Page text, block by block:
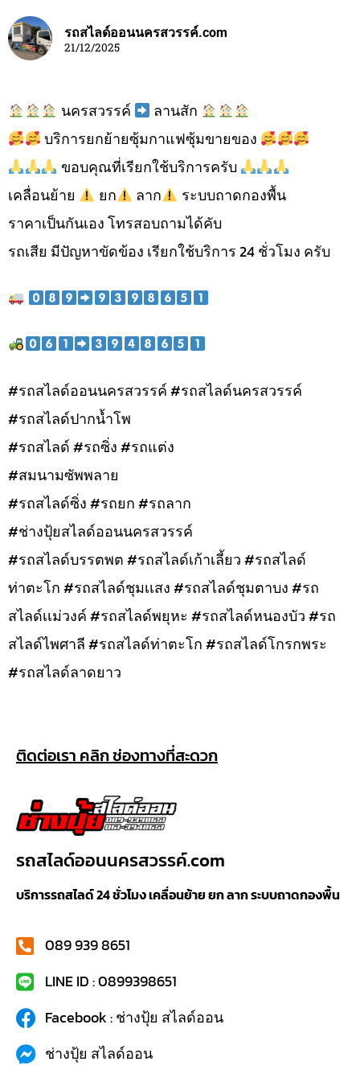
รถสไลด์ออนนครสวรรค์.com
21/12/2025
นครสวรรค์
ลานสัก
บริการยกย้ายซุ้มกาแฟซุ้มขายของ
ขอบคุณที่เรียกใช้บริการครับ
เคลื่อนย้าย
ยก ลาก
ระบบถาดกองพื้น
ราคาเป็นกันเอง โทรสอบถามได้คับ
รถเสีย มีปัญหาขัดข้อง เรียกใช้บริการ 24 ชั่วโมง ครับ
#รถสไลด์ออนนครสวรรค์ #รถสไลด์นครสวรรค์
#รถสไลด์ปากน้ำโพ
#รถสไลด์ #รถซิ่ง #รถแต่ง
#สมนามซัพพลาย
#รถสไลด์ซิ่ง #รถยก #รถลาก
#ช่างปุ้ยสไลด์ออนนครสวรรค์
#รถสไลด์บรรตพต #รถสไลด์เก้าเลี้ยว #รถสไลด์
ท่าตะโก #รถสไลด์ชุมเเสง #รถสไลด์ชุมตาบง #รถ
สไลด์เเม่วงค์ #รถสไลด์พยุหะ #รถสไลด์หนองบัว #รถ
สไลด์ไพศาลี #รถสไลด์ท่าตะโก #รถสไลด์โกรกพระ
#รถสไลด์ลาดยาว
ติดต่อเรา คลิก ช่องทางที่สะดวก
รถสไลด์ออนนครสวรรค์.com
บริการรถสไลด์ 24 ชั่วโมง เคลื่อนย้าย ยก ลาก ระบบถาดกองพื้น
089 939 8651
LINE ID : 0899398651
Facebook : ช่างปุ้ย สไลด์ออน
ช่างปุ้ย สไลด์ออน